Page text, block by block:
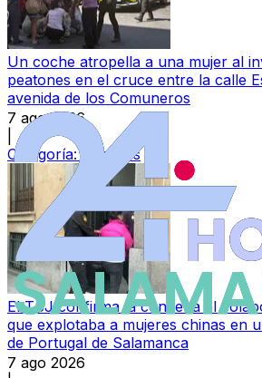
Un coche atropella a una mujer al
peatones en el cruce entre la calle
avenida de los Comuneros
7 ago 2026
Categoría: Sucesos
El TSJ confirma la condena al
que explotaba a mujeres chinas en
de Portugal de Salamanca
7 ago 2026